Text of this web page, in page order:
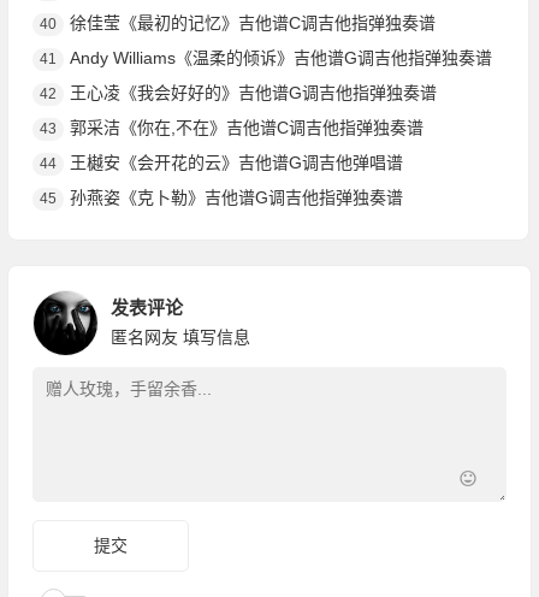
40 徐佳莹《最初的记忆》吉他谱C调吉他指弹独奏谱
41 Andy Williams《温柔的倾诉》吉他谱G调吉他指弹独奏谱
42 王心凌《我会好好的》吉他谱G调吉他指弹独奏谱
43 郭采洁《你在,不在》吉他谱C调吉他指弹独奏谱
44 王樾安《会开花的云》吉他谱G调吉他弹唱谱
45 孙燕姿《克卜勒》吉他谱G调吉他指弹独奏谱
发表评论
匿名网友 填写信息